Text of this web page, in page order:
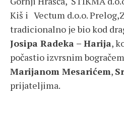
Kiš i Vectum d.o.o.
tradicionalno je bio kod
Josipa Radeka – Harija,
počastio izvrsnim
Marijanom Mesarićem,
prijateljima.